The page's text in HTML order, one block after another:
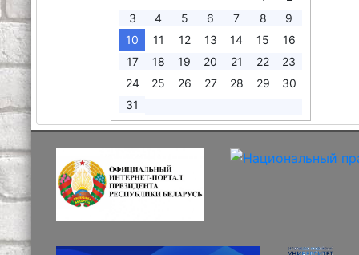
3
4 5 6 7 8
9
10
11 12 13 14 15
16
17
18 19 20 21 22
23
24
25 26 27 28 29
30
31